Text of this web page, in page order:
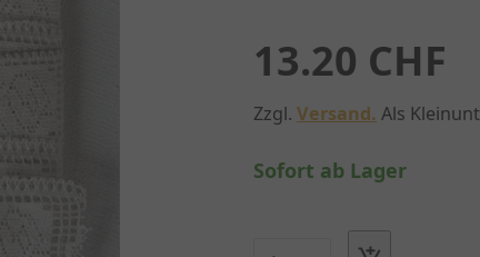
13.20 CHF
Zzgl.Versand. Als
Sofort ab Lager